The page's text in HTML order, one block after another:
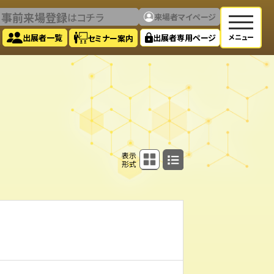
事前来場登録はコチラ
来場者マイページ
出展者一覧 セミナー案内 出展者専用ページ
表示
形式
パネル表示リスト表示